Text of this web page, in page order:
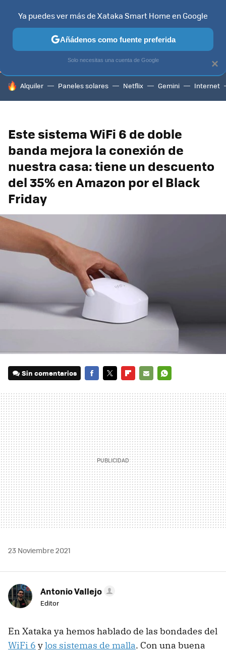
TELEVISORES CONTENIDOS SMART TV SELECCIÓN
HOY SE HABLA DE
Alquiler Paneles solares Netflix Gemini Internet
Este sistema WiFi 6 de doble
banda mejora la conexión de
nuestra casa: tiene un descuento
del 35% en Amazon por el Black
Friday
Sin comentarios
MAIL
23 Noviembre 2021
Antonio Vallejo
Editor
En Xataka ya hemos hablado de las bondades del
WiFi 6 ylos sistemas de malla. Con una buena
×
Ya puedes ver más de Xataka Smart Home en Google
Añádenos como fuente preferida
Solo necesitas una cuenta de Google